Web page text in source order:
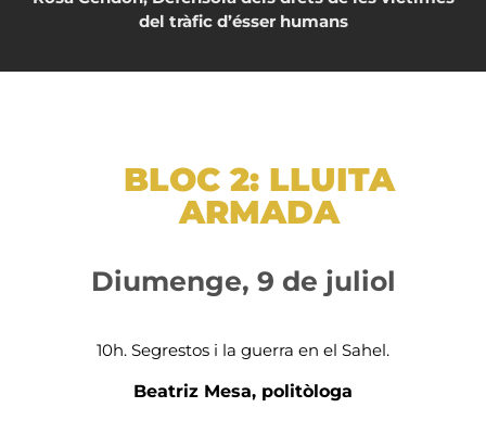
del tràfic d’ésser humans
BLOC 2: LLUITA
ARMADA
Diumenge, 9 de juliol
10h. Segrestos i la guerra en el Sahel.
Beatriz Mesa, politòloga